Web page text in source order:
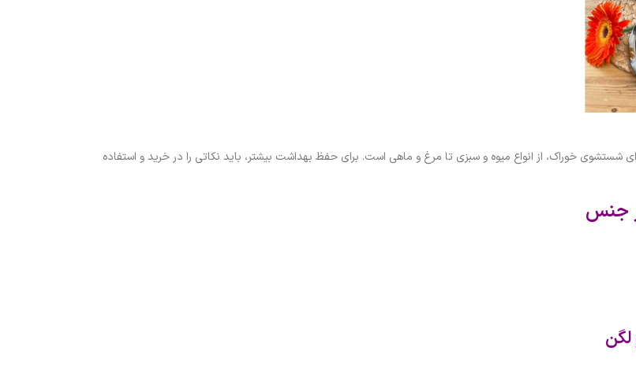
شستشوی خوراک، از انواع میوه و سبزی تا مرغ و ماهی است. برای حفظ بهداشت بیشتر، باید نکاتی را در خرید و استفاده
جنس